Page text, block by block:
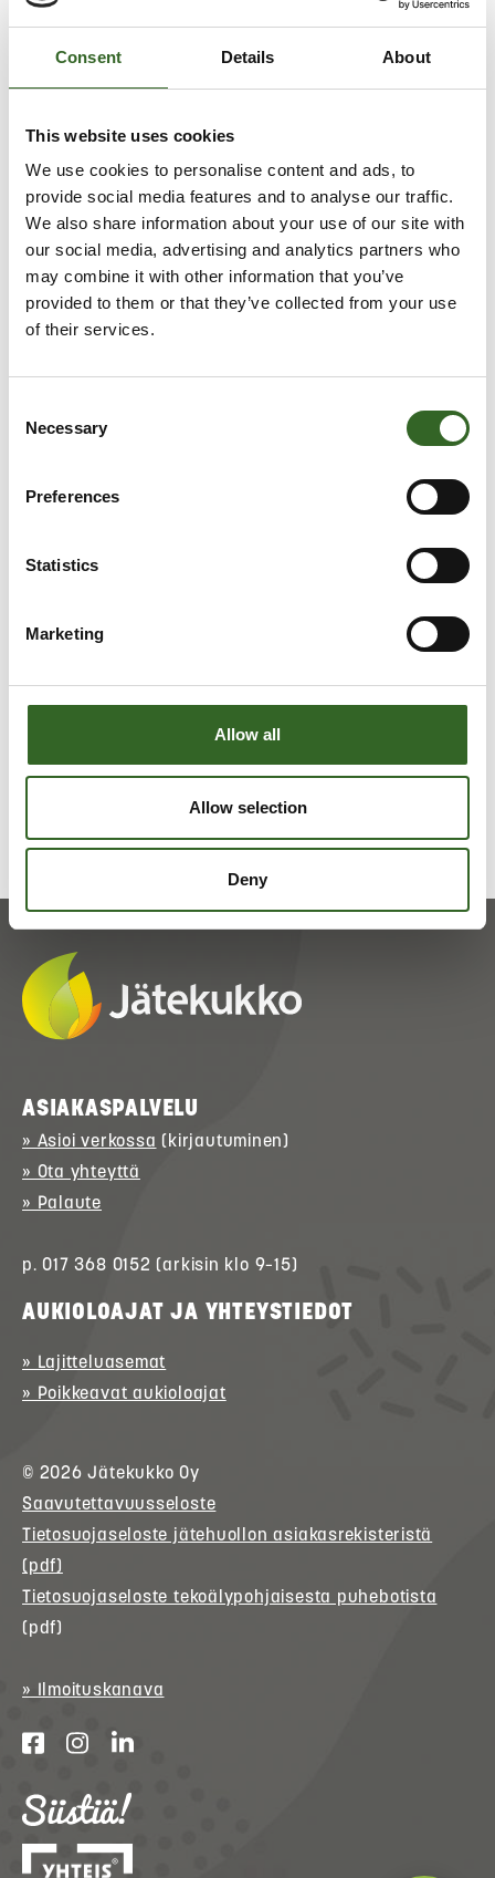
Consent Details About
This website uses cookies
We use cookies to personalise content and ads, to
provide social media features and to analyse our traffic.
We also share information about your use of our site with
our social media, advertising and analytics partners who
may combine it with other information that you’ve
provided to them or that they’ve collected from your use
of their services.
Selection
Necessary
Preferences
Statistics
Marketing
Allow all
Allow selection
Deny
Salli
Tarkista jätelajikohtaiset
ASIAKASPALVELU
» Asioi verkossa (kirjautuminen)
» Ota yhteyttä
» Palaute
p. 017 368 0152 (arkisin klo 9–15)
AUKIOLOAJAT JA YHTEYSTIEDOT
» Lajitteluasemat
» Poikkeavat aukioloajat
© 2026Jätekukko Oy
Saavutettavuusseloste
Tietosuojaseloste jätehuollon asiakasrekisteristä
(pdf)
Tietosuojaseloste tekoälypohjaisesta puhebotista
(pdf)
» Ilmoituskanava